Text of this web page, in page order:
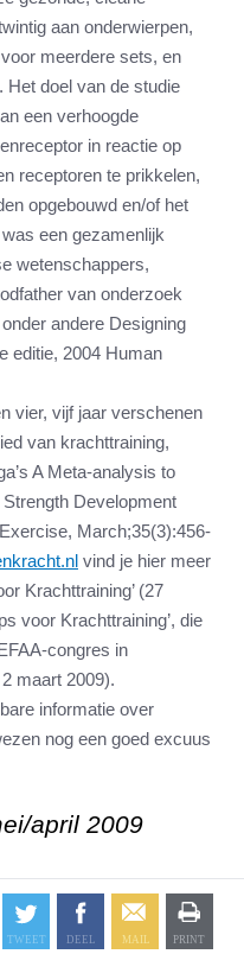
aan onderwierpen,
meerdere sets, en
Het doel van de studie
een verhoogde
in reactie op
receptoren te prikkelen,
opgebouwd en/of het
een gezamenlijk
wetenschappers,
van onderzoek
andere Designing
editie, 2004 Human
vier, vijf jaar verschenen
van krachttraining,
A Meta-analysis to
Development
March;35(3):456-
vind je hier meer
Krachttraining’ (27
voor Krachttraining’, die
congres in
maart 2009).
informatie over
nog een goed excuus
april 2009